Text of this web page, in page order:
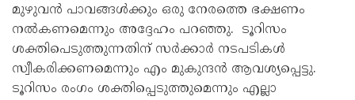
മുഴുവൻ പാവങ്ങൾക്കും ഒരു നേരത്തെ ഭക്ഷണം
നൽകണമെന്നും അദ്ദേഹം പറഞ്ഞു. ടൂറിസം
ശക്തിപെടുത്തുന്നതിന് സർക്കാർ നടപടികൾ
സ്വീകരിക്കണമെന്നും എം മുകുന്ദൻ ആവശ്യപ്പെട്ടു.
ടൂറിസം രംഗം ശക്തിപ്പെടുത്തുമെന്നും എല്ലാ